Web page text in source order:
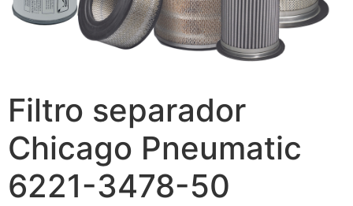
Filtro separador
Chicago Pneumatic
6221-3478-50